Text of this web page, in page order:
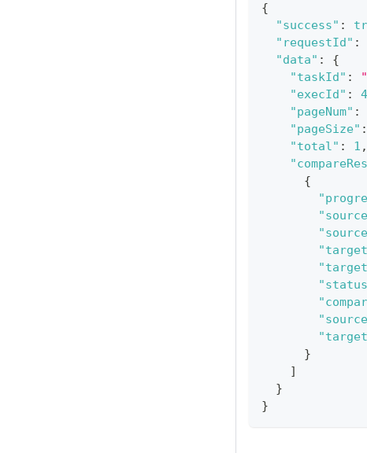
{
"success" :
"requestId" :
"data" :
{
"taskId" :
"execId" :
"pageNum" :
"pageSize" :
"total" : 1 ,
{
}
]
}
}